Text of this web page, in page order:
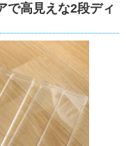
で高見えな2段ディ